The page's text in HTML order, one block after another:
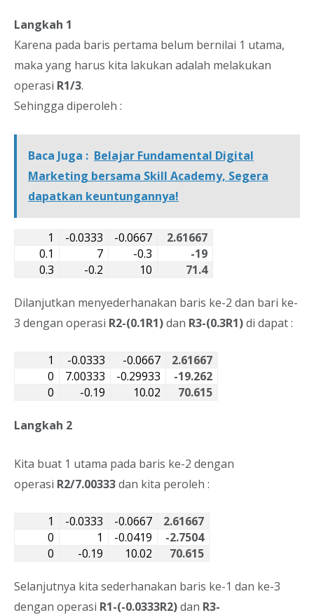
Langkah 1
Karena pada baris pertama belum bernilai 1 utama,
maka yang harus kita lakukan adalah melakukan
operasi R1/3.
Sehingga diperoleh :
Baca Juga : Belajar Fundamental Digital
Marketing bersama Skill Academy, Segera
dapatkan keuntungannya!
1 -0.0333 -0.0667
2.61667
0.1
7 -0.3
-19
0.3
-0.2 10 71.4
Dilanjutkan menyederhanakan baris ke-2 dan bari ke-
3 dengan operasi R2-(0.1R1)dan R3-(0.3R1)di dapat :
1 -0.0333 -0.0667
2.61667
0
7.00333 -0.29933
-19.262
0
-0.19 10.02 70.615
Langkah 2
Kita buat 1 utama pada baris ke-2 dengan
operasi R2/7.00333dan kita peroleh :
1 -0.0333 -0.0667
2.61667
0
1 -0.0419
-2.7504
0
-0.19 10.02 70.615
Selanjutnya kita sederhanakan baris ke-1 dan ke-3
dengan operasi R1-(-0.0333R2)dan R3-